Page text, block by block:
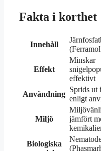
Fakta i korthet
Innehåll
Effekt
Minskar
effektivt
Användning
Sprids ut
enligt
Miljö
jämfört
Biologiska